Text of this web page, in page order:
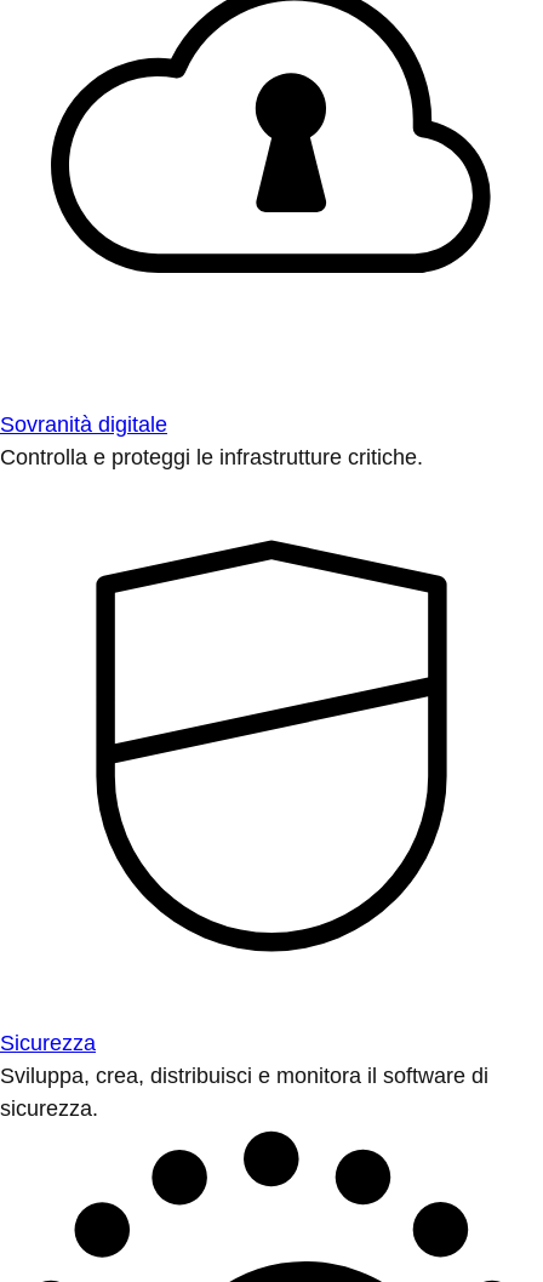
Sovranità digitale
Controlla e proteggi le infrastrutture critiche.
Sicurezza
Sviluppa, crea, distribuisci e monitora il software di
sicurezza.